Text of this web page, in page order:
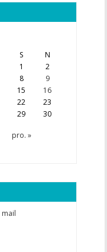
S N
pro. »
1
2
8
9
15
16
22
23
29 30
mail